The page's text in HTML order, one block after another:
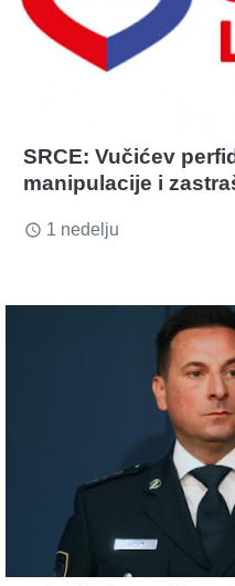
SRCE: Vučićev
manipulacije i
access_time 1 nedelju